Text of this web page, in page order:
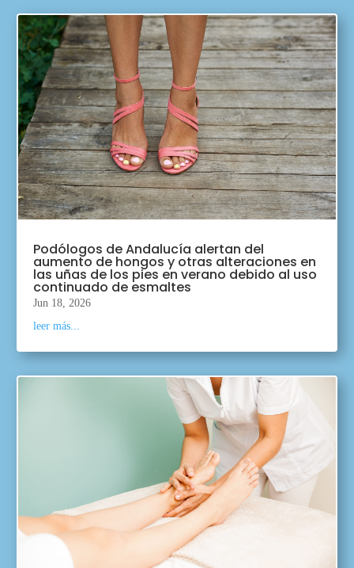
Podólogos de Andalucía alertan del
aumento de hongos y otras alteraciones en
las uñas de los pies en verano debido al uso
continuado de esmaltes
Jun 18, 2026
leer más...